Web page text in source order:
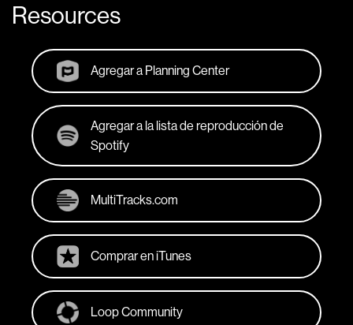
Resources
Agregar a Planning Center
Agregar a la lista de reproducción de
Spotify
MultiTracks.com
Comprar en iTunes
Loop Community